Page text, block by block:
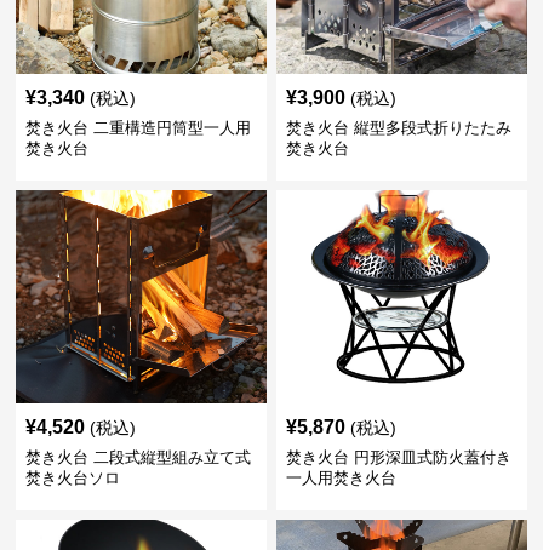
¥3,340 (税込)
焚き火台 二重構造円筒型一人用
焚き火台
¥3,900 (税込)
焚き火台 縦型多段式折りたたみ
焚き火台
¥4,520 (税込)
焚き火台 二段式縦型組み立て式
焚き火台ソロ
¥5,870 (税込)
焚き火台 円形深皿式防火蓋付き
一人用焚き火台